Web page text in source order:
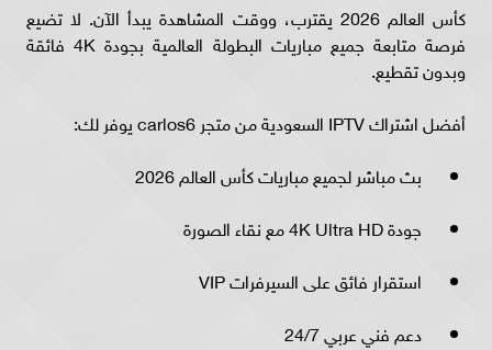
كأس العالم 2026 يقترب، ووقت المشاهدة يبدأ الآن. لا تضيع
فرصة متابعة جميع مباريات البطولة العالمية بجودة 4K فائقة
وبدون تقطيع.
أفضل اشتراك IPTV السعودية من متجر carlos6 يوفر لك:
بث مباشر لجميع مباريات كأس العالم 2026
جودة 4K Ultra HD مع نقاء الصورة
استقرار فائق على السيرفرات VIP
دعم فني عربي 24/7